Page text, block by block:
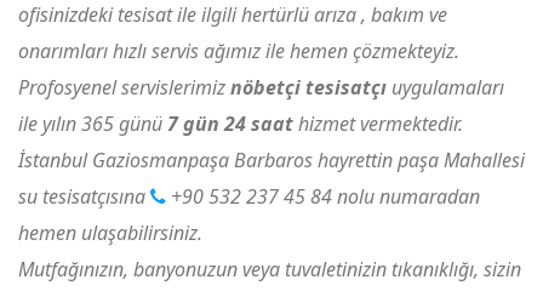
ofisinizdeki tesisat ile ilgili hertürlü arıza , bakım ve
onarımları hızlı servis ağımız ile hemen çözmekteyiz.
Profosyenel servislerimiznöbetçi tesisatçı uygulamaları
ile yılın 365 günü 7 gün 24 saathizmet vermektedir.
İstanbul Gaziosmanpaşa Barbaros hayrettin paşa Mahallesi
su tesisatçısına
+90 532 237 45 84nolu numaradan
hemen ulaşabilirsiniz.
Mutfağınızın, banyonuzun veya tuvaletinizin tıkanıklığı, sizin